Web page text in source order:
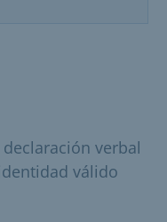
verbal
válido